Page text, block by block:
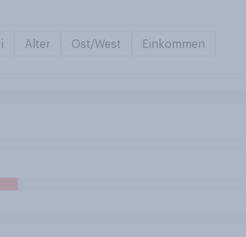
Alter Ost/West Einkommen